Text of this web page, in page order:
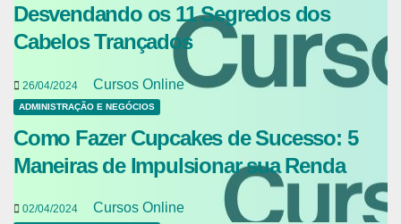
Desvendando os 11 Segredos dos
Cabelos Trançados
26/04/2024 Cursos Online
ADMINISTRAÇÃO E NEGÓCIOS
Como Fazer Cupcakes de Sucesso: 5
Maneiras de Impulsionar sua Renda
02/04/2024 Cursos Online